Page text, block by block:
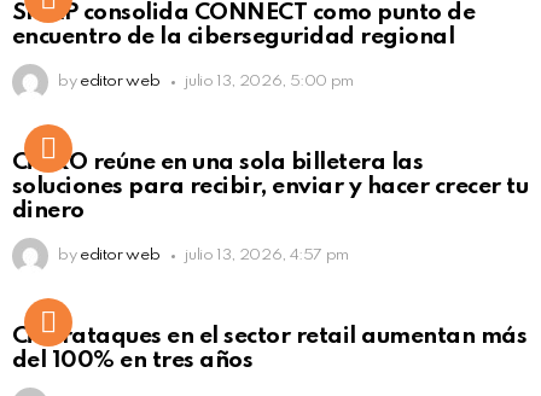
Click to view this post
SISAP consolida CONNECT como punto de
encuentro de la ciberseguridad regional
by editor web julio 13, 2026, 5:00 pm
Not Safe For Work
Click to view this post
CiNKO reúne en una sola billetera las
soluciones para recibir, enviar y hacer crecer tu
dinero
by editor web julio 13, 2026, 4:57 pm
Ciberataques en el sector retail aumentan más
del 100% en tres años